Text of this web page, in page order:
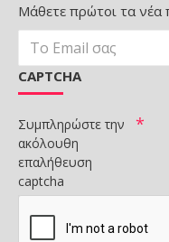
Μάθετε πρώτοι τα νέα
CAPTCHA
Συμπληρώστε την
ακόλουθη
επαλήθευση
captcha